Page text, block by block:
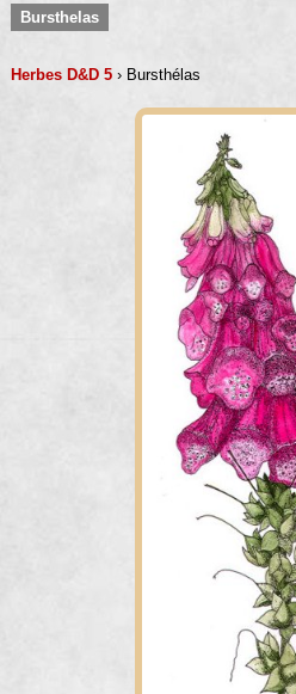
Bursthelas
Herbes D&D 5 › Bursthélas